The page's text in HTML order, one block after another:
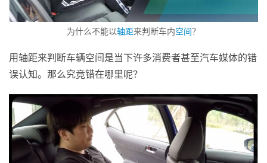
为什么不能以轴距来判断车内空间？
用轴距来判断车辆空间是当下许多消费者甚至汽车媒体的错
误认知。那么究竟错在哪里呢？